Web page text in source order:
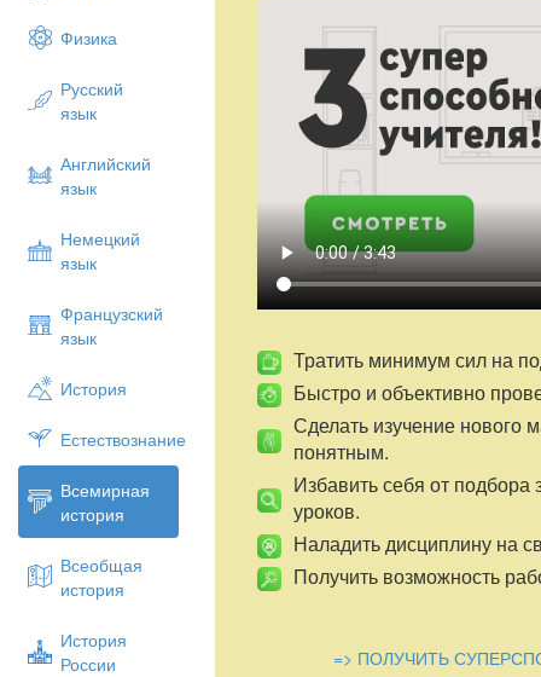
Физика
Русский
язык
Английский
язык
Немецкий
язык
Французский
язык
История
Естествознание
Всемирная
история
Всеобщая
история
История
России
Тратить минимум сил на
Быстро и объективно
Сделать изучение нового
понятным.
Избавить себя от подбора
уроков.
Наладить дисциплину на
Получить возможность
=> ПОЛУЧИТЬ